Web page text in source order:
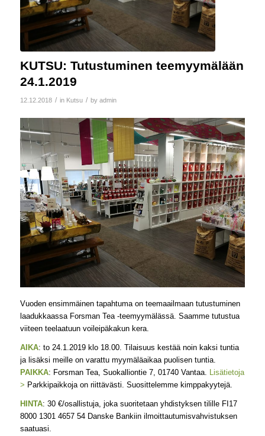
KUTSU: Tutustuminen teemyymälään
24.1.2019
12.12.2018 / in Kutsu / by admin
Vuoden ensimmäinen tapahtuma on teemaailmaan tutustuminen
laadukkaassa Forsman Tea -teemyymälässä. Saamme tutustua
viiteen teelaatuun voileipäkakun kera.
AIKA: to 24.1.2019 klo 18.00. Tilaisuus kestää noin kaksi tuntia
ja lisäksi meille on varattu myymäläaikaa puolisen tuntia.
PAIKKA: Forsman Tea, Suokalliontie 7, 01740 Vantaa. Lisätietoja
> Parkkipaikkoja on riittävästi. Suosittelemme kimppakyytejä.
HINTA: 30 €/osallistuja, joka suoritetaan yhdistyksen tilille FI17
8000 1301 4657 54 Danske Bankiin ilmoittautumisvahvistuksen
saatuasi.